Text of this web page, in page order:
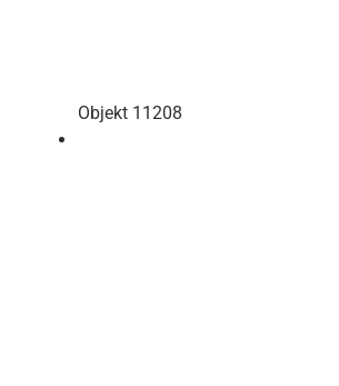
Objekt 11208